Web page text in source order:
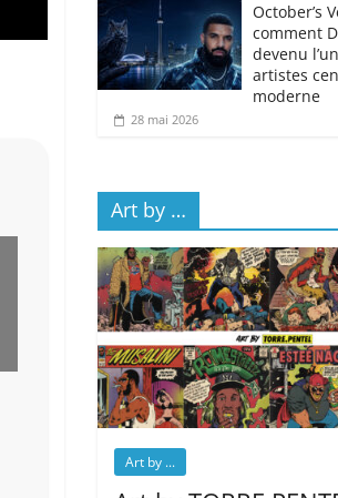
October’s
comment
devenu
artistes
moderne
28 mai 2026
Art by …
Art by ...